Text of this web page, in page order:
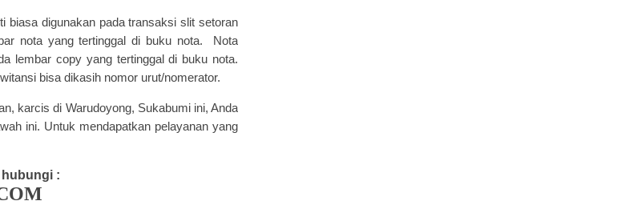
biasa digunakan pada transaksi slit setoran
nota yang tertinggal di buku nota. Nota
lembar copy yang tertinggal di buku nota.
bisa dikasih nomor urut/nomerator.
karcis di Warudoyong, Sukabumi ini, Anda
ini. Untuk mendapatkan pelayanan yang
: